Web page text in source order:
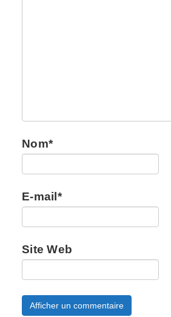
Nom*
E-mail *
Site Web